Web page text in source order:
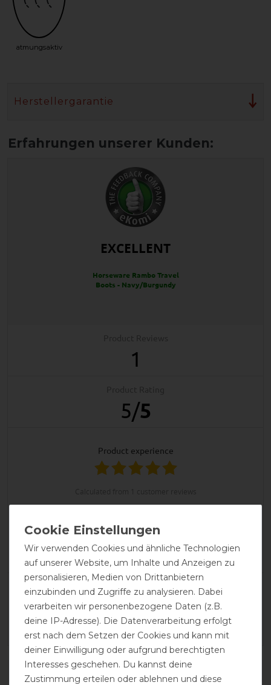
atmungsaktiv
Herstellergarantie
EXCELLENT
Horseware Rambo Travel
Boots - Navy/Burgundy
1
5/5
product experience
Neutral
0%
Negative
0%
LATEST REVIEWS
02.10.2021
Superschick, stabil und total easy im handling!
DETAILS ZUR PRODUKTSICHERHEIT
Wir verwenden Cookies und ähnliche Technologien
auf unserer Website, um Inhalte und Anzeigen zu
personalisieren, Medien von Drittanbietern
einzubinden und Zugriffe zu analysieren. Dabei
verarbeiten wir personenbezogene Daten (z.B.
deine IP-Adresse). Die Datenverarbeitung erfolgt
erst nach dem Setzen der Cookies und kann mit
deiner Einwilligung oder aufgrund berechtigten
Interesses geschehen. Du kannst deine
Zustimmung erteilen oder ablehnen und diese